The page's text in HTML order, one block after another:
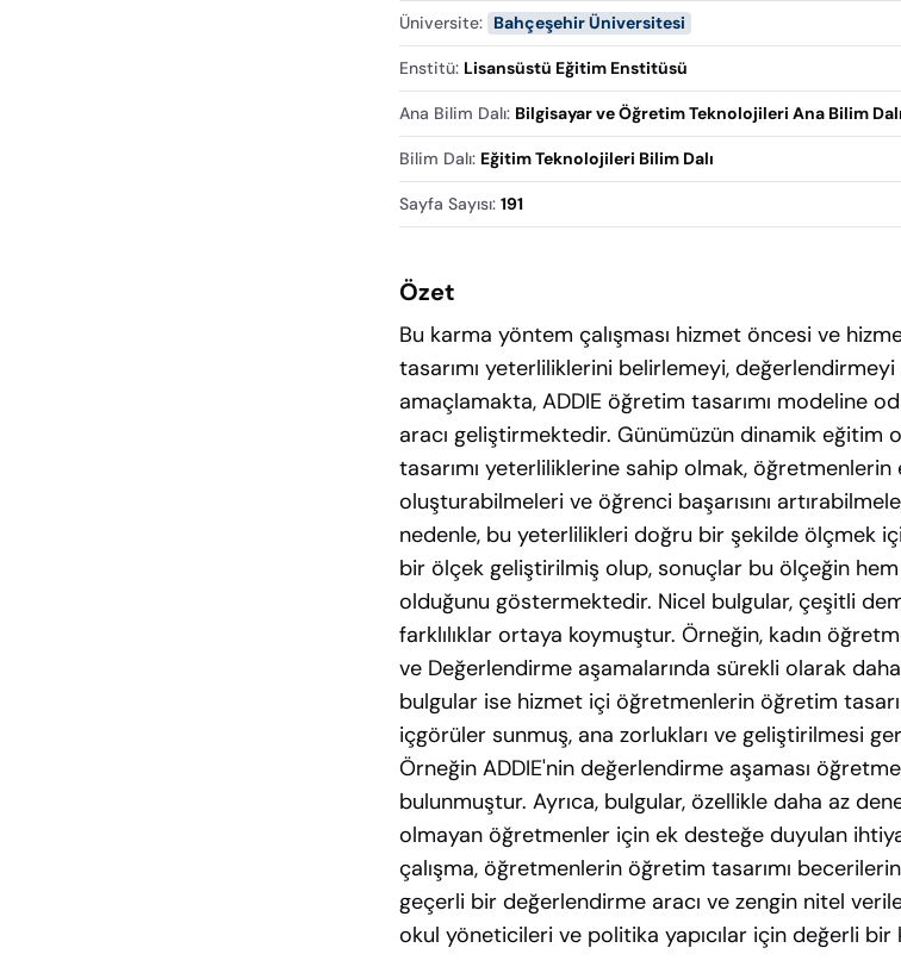
Üniversite: Bahçeşehir Üniversitesi
Enstitü: Lisansüstü Eğitim Enstitüsü
Ana Bilim Dalı: Bilgisayar ve Öğretim Teknolojileri Ana Bilim Dalı
Bilim Dalı: Eğitim Teknolojileri Bilim Dalı
Sayfa Sayısı: 191
Özet
Bu karma yöntem çalışması hizmet öncesi ve
tasarımı yeterliliklerini belirlemeyi, değerlendirmeyi
amaçlamakta, ADDIE öğretim tasarımı modeline
aracı geliştirmektedir. Günümüzün dinamik eğitim
tasarımı yeterliliklerine sahip olmak,
oluşturabilmeleri ve öğrenci başarısını
nedenle, bu yeterlilikleri doğru bir şekilde ölçmek
bir ölçek geliştirilmiş olup, sonuçlar bu ölçeğin
olduğunu göstermektedir. Nicel bulgular, çeşitli
farklılıklar ortaya koymuştur. Örneğin, kadın
ve Değerlendirme aşamalarında sürekli olarak
bulgular ise hizmet içi öğretmenlerin öğretim
içgörüler sunmuş, ana zorlukları ve geliştirilmesi
Örneğin ADDIE'nin değerlendirme aşaması
bulunmuştur. Ayrıca, bulgular, özellikle daha az
olmayan öğretmenler için ek desteğe duyulan
çalışma, öğretmenlerin öğretim tasarımı
geçerli bir değerlendirme aracı ve zengin nitel
okul yöneticileri ve politika yapıcılar için değerli bir